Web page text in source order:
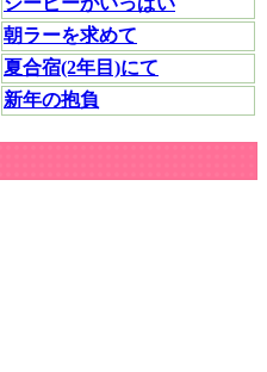
朝ラーを求めて
夏合宿(2年目)にて
新年の抱負